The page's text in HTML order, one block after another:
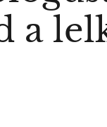
a